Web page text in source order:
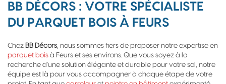
BB DÉCORS : VOTRE SPÉCIALISTE
DU PARQUET BOIS À FEURS
Chez BB Décors, nous sommes fiers de proposer notre expertise en
parquet bois à Feurs et ses environs. Que vous soyez à la
recherche d'une solution élégante et durable pour votre sol, notre
équipe est là pour vous accompagner à chaque étape de votre